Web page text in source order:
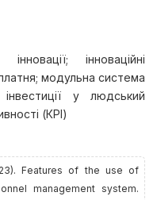
інноваційні
модульна система
у людський
(КРІ)
Features of the use of
management system.